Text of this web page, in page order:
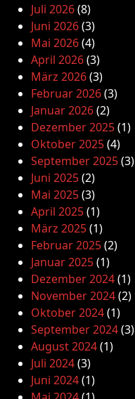
Juli 2026(8)
Juni 2026(3)
Mai 2026(4)
April 2026(3)
März 2026(3)
Februar 2026(3)
Januar 2026(2)
Dezember 2025(1)
Oktober 2025(4)
September 2025(3)
Juni 2025(2)
Mai 2025(3)
April 2025(1)
März 2025(1)
Februar 2025(2)
Januar 2025(1)
Dezember 2024(1)
November 2024(2)
Oktober 2024(1)
September 2024(3)
August 2024(1)
Juli 2024(3)
Juni 2024(1)